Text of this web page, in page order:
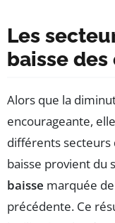
Les
baisse des
Alors que la
encourageante,
différents secteurs
baisse provient du
baisse marquée
précédente. Ce